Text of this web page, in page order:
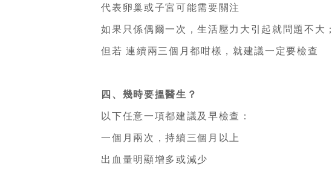
代表卵巢或子宮可能需要關注
如果只係偶爾一次，生活壓力大引起就問題不大；
但若 連續兩三個月都咁樣，就建議一定要檢查
四、幾時要搵醫生？
以下任意一項都建議及早檢查：
一個月兩次，持續三個月以上
出血量明顯增多或減少